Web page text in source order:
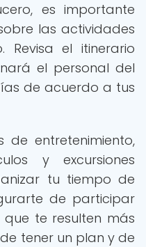
es importante
las actividades
el itinerario
el personal del
de acuerdo a tus
de entretenimiento,
y excursiones
tu tiempo de
de participar
te resulten más
tener un plan y de